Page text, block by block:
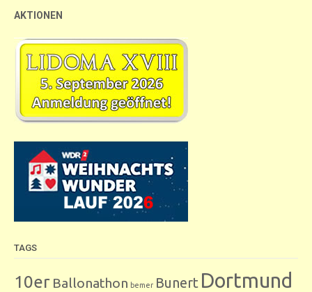
AKTIONEN
TAGS
10er Ballonathon bemer Bunert Dortmund